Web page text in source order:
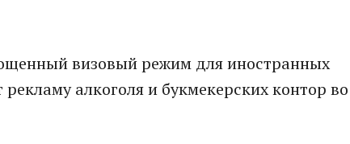
визовый режим для иностранных
алкоголя и букмекерских контор во